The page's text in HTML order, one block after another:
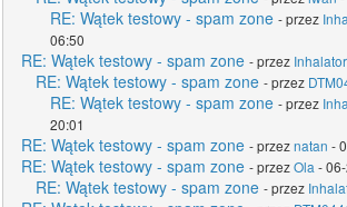
RE: Wątek testowy - spam zone - przez
06:50
RE: Wątek testowy - spam zone - przez Inhalator
RE: Wątek testowy - spam zone - przez
RE: Wątek testowy - spam zone - przez
20:01
RE: Wątek testowy - spam zone - przeznatan -
RE: Wątek testowy - spam zone - przezOla -
RE: Wątek testowy - spam zone - przez